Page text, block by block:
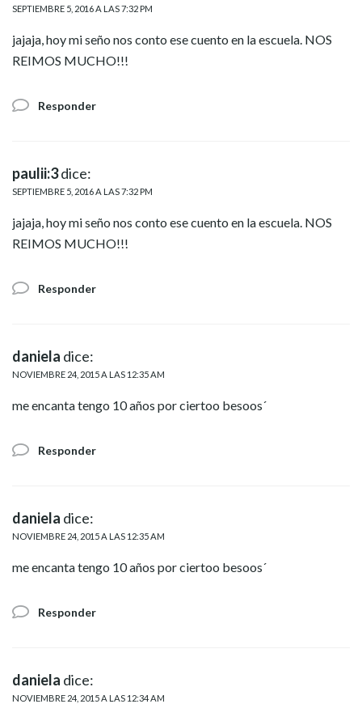
SEPTIEMBRE 5, 2016 A LAS 7:32 PM
jajaja, hoy mi seño nos conto ese cuento en la escuela. NOS
REIMOS MUCHO!!!
Responder
paulii:3dice:
SEPTIEMBRE 5, 2016 A LAS 7:32 PM
jajaja, hoy mi seño nos conto ese cuento en la escuela. NOS
REIMOS MUCHO!!!
Responder
daniela dice:
NOVIEMBRE 24, 2015 A LAS 12:35 AM
me encanta tengo 10 años por ciertoo besoos´
Responder
daniela dice:
NOVIEMBRE 24, 2015 A LAS 12:35 AM
me encanta tengo 10 años por ciertoo besoos´
Responder
daniela dice:
NOVIEMBRE 24, 2015 A LAS 12:34 AM